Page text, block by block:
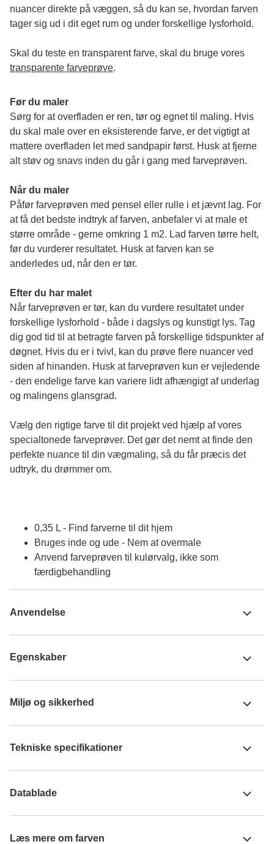
nuancer direkte på væggen, så du kan se, hvordan farven
tager sig ud i dit eget rum og under forskellige lysforhold.
transparente farveprøve.
Før du maler
Sørg for at overfladen er ren, tør og egnet til maling. Hvis
du skal male over en eksisterende farve, er det vigtigt at
mattere overfladen let med sandpapir først. Husk at fjerne
alt støv og snavs inden du går i gang med farveprøven.
Når du maler
Påfør farveprøven med pensel eller rulle i et jævnt lag. For
at få det bedste indtryk af farven, anbefaler vi at male et
større område - gerne omkring 1 m2. Lad farven tørre helt,
før du vurderer resultatet. Husk at farven kan se
anderledes ud, når den er tør.
Efter du har malet
Når farveprøven er tør, kan du vurdere resultatet under
forskellige lysforhold - både i dagslys og kunstigt lys. Tag
dig god tid til at betragte farven på forskellige tidspunkter af
døgnet. Hvis du er i tvivl, kan du prøve flere nuancer ved
siden af hinanden. Husk at farveprøven kun er vejledende
- den endelige farve kan variere lidt afhængigt af underlag
og malingens glansgrad.
Vælg den rigtige farve til dit projekt ved hjælp af vores
specialtonede farveprøver. Det gør det nemt at finde den
perfekte nuance til din vægmaling, så du får præcis det
udtryk, du drømmer om.
0,35 L - Find farverne til dit hjem
Bruges inde og ude - Nem at overmale
Anvend farveprøven til kulørvalg, ikke som
færdigbehandling
Anvendelse
Egenskaber
Miljø og sikkerhed
Tekniske specifikationer
Datablade
Læs mere om farven